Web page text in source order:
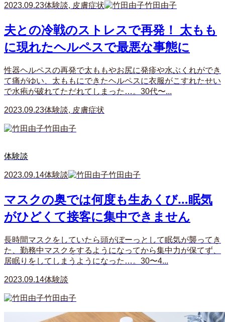
2023.09.23体験談, 皮膚症状 竹田由子
夫との冷戦のストレスで再発！ 太もも
に現れたヘルペスで最悪な事態に
性器ヘルペスの再発で太ももやお尻に発疹や水ぶくれができ
て痛がゆい、太ももにできたヘルペスに衣服がこすれたせい
で水疱が破れてただれてしまった…。30代〜...
2023.09.23体験談, 皮膚症状
竹田由子
体験談
2023.09.14体験談 竹田由子
マスクの奥では何度も生あくび…眠気
がひどくて接客に集中できません
長時間マスクをしていたら頭がぼーっとして眠気が襲ってき
た、勤務中マスクをするようになってから集中力が保てず、
居眠りをしてしまうようになった…。30〜4...
2023.09.14体験談
竹田由子